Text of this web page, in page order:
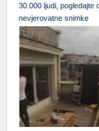
30.000 ljudi, pogledajte
nevjerovatne snimke